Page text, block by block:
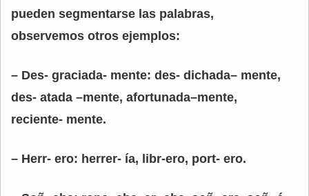
pueden segmentarse las palabras,
observemos otros ejemplos:
– Des- graciada- mente: des- dichada– mente,
des- atada –mente, afortunada–mente,
reciente- mente.
– Herr- ero: herrer- ía, libr-ero, port- ero.